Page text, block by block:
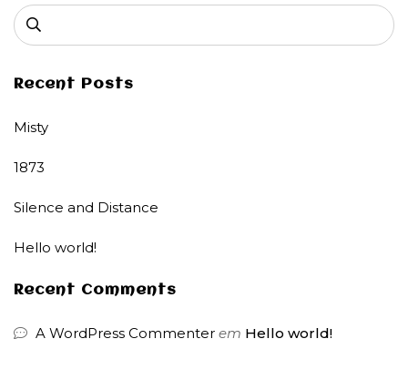
Recent Posts
Misty
1873
Silence and Distance
Hello world!
Recent Comments
A WordPress Commenter em Hello world!